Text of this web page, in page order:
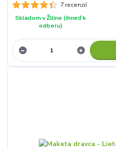
7 recenzií
Skladom v Žiline (ihneď k
odberu)